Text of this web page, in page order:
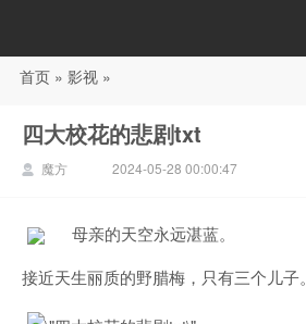
88影视
首页 » 影视 »
四大校花的悲剧txt
魔方 2024-05-28 00:00:47
母亲的天空永远湛蓝。
接近天生丽质的野腊梅，只有三个儿子。